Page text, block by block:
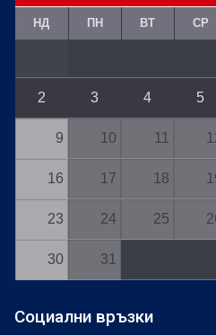
НД ПН ВТ СР
2 3 4 5
9 10 11
16 17 18
23 24 25
30 31
Социални връзки